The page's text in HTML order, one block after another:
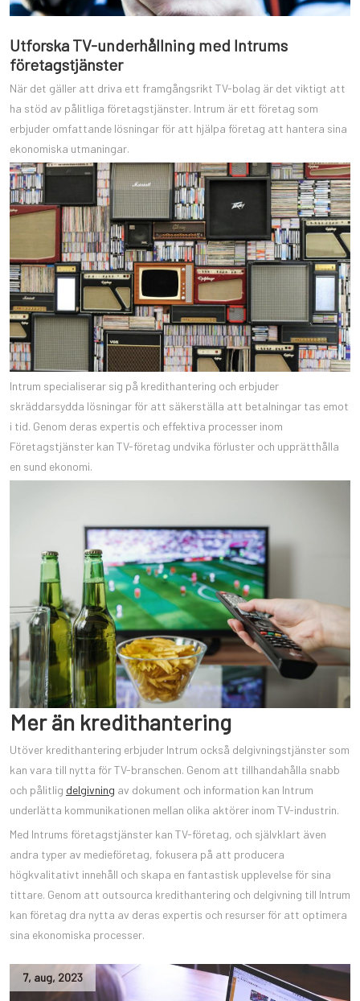
Utforska TV-underhållning med Intrums
företagstjänster
När det gäller att driva ett framgångsrikt TV-bolag är det viktigt att
ha stöd av pålitliga företagstjänster. Intrum är ett företag som
erbjuder omfattande lösningar för att hjälpa företag att hantera sina
ekonomiska utmaningar.
Intrum specialiserar sig på kredithantering och erbjuder
skräddarsydda lösningar för att säkerställa att betalningar tas emot
i tid. Genom deras expertis och effektiva processer inom
Företagstjänster kan TV-företag undvika förluster och upprätthålla
en sund ekonomi.
Mer än kredithantering
Utöver kredithantering erbjuder Intrum också delgivningstjänster som
kan vara till nytta för TV-branschen. Genom att tillhandahålla snabb
och pålitlig delgivning av dokument och information kan Intrum
underlätta kommunikationen mellan olika aktörer inom TV-industrin.
Med Intrums företagstjänster kan TV-företag, och självklart även
andra typer av medieföretag, fokusera på att producera
högkvalitativt innehåll och skapa en fantastisk upplevelse för sina
tittare. Genom att outsourca kredithantering och delgivning till Intrum
kan företag dra nytta av deras expertis och resurser för att optimera
sina ekonomiska processer.
7, aug, 2023